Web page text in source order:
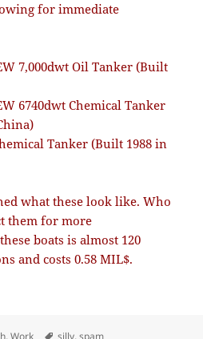
for immediate
7,000dwt Oil Tanker (Built
6740dwt Chemical Tanker
Tanker (Built 1988 in
what these look like. Who
them for more
boats is almost 120
and costs 0.58 MIL$.
,Work Tags
silly,spam